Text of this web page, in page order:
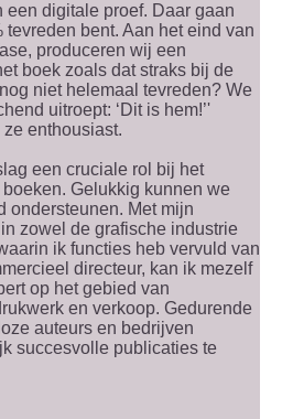
een digitale proef. Daar gaan
bent. Aan het eind van
produceren wij een
boek zoals dat straks bij de
niet helemaal tevreden? We
uitroept: ‘Dit is hem!’'
ze enthousiast.
een cruciale rol bij het
Gelukkig kunnen we
ondersteunen. Met mijn
zowel de grafische industrie
ik functies heb vervuld van
directeur, kan ik mezelf
op het gebied van
en verkoop. Gedurende
auteurs en bedrijven
succesvolle publicaties te